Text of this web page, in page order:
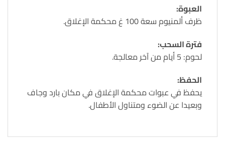
العبوة:
ظرف ألمنيوم سعة 100 غ محكمة الإغلاق.
فترة السحب:
لحوم: 5 أيام من آخر معالجة.
الحفظ:
يحفظ في عبوات محكمة الإغلاق في مكان بارد وجاف
وبعيدا عن الضوء ومتناول الأطفال.